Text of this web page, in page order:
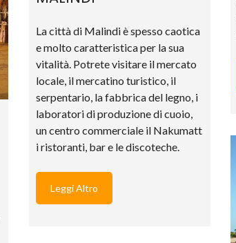
La città di Malindi è spesso caotica
e molto caratteristica per la sua
vitalità. Potrete visitare il mercato
locale, il mercatino turistico, il
serpentario, la fabbrica del legno, i
laboratori di produzione di cuoio,
un centro commerciale il Nakumatt
i ristoranti, bar e le discoteche.
Leggi Altro